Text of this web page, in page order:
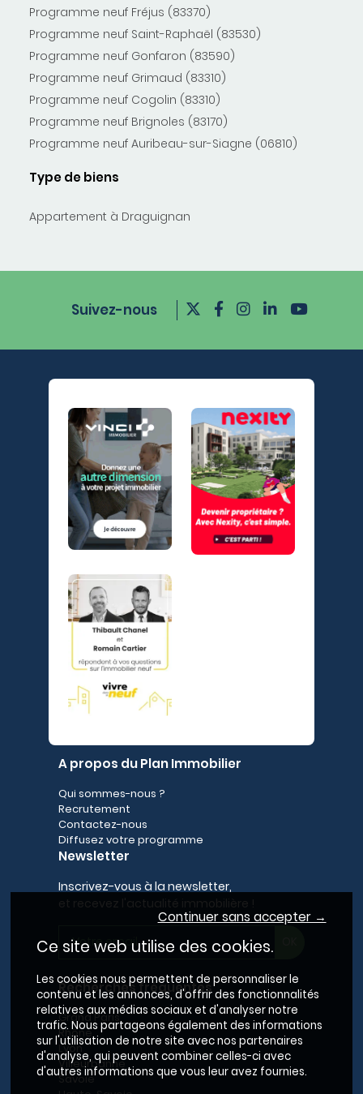
Programme neuf Fréjus (83370)
Programme neuf Saint-Raphaël (83530)
Programme neuf Gonfaron (83590)
Programme neuf Grimaud (83310)
Programme neuf Cogolin (83310)
Programme neuf Brignoles (83170)
Programme neuf Auribeau-sur-Siagne (06810)
Type de biens
Appartement à Draguignan
Suivez-nous
A propos du Plan Immobilier
Qui sommes-nous ?
Recrutement
Contactez-nous
Diffusez votre programme
Newsletter
Inscrivez-vous à la newsletter,
Recherches fréquentes
Grand Paris
Rhône
Lyon
Villeurbanne
Savoie
Continuer sans accepter →
Ce site web utilise des cookies.
Les cookies nous permettent de personnaliser le
contenu et les annonces, d'offrir des fonctionnalités
relatives aux médias sociaux et d'analyser notre
trafic. Nous partageons également des informations
sur l'utilisation de notre site avec nos partenaires
d'analyse, qui peuvent combiner celles-ci avec
d'autres informations que vous leur avez fournies.